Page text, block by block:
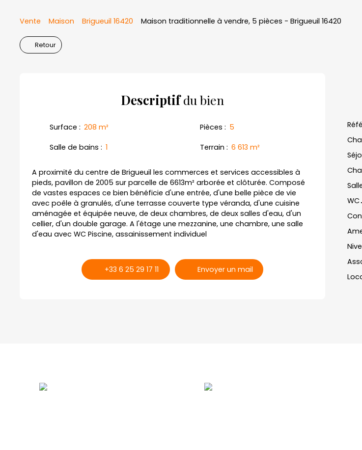
Vente Maison Brigueuil 16420 Maison traditionnelle à vendre, 5 pièces - Brigueuil 16420
Retour
Descriptifdu bien
Surface : 208 m² Pièces : 5
Salle de bains : 1 Terrain : 6 613 m²
A proximité du centre de Brigueuil les commerces et services accessibles à
pieds, pavillon de 2005 sur parcelle de 6613m² arborée et clôturée. Composé
de vastes espaces ce bien bénéficie d'une entrée, d'une belle pièce de vie
avec poêle à granulés, d'une terrasse couverte type véranda, d'une cuisine
aménagée et équipée neuve, de deux chambres, de deux salles d'eau, d'un
cellier, d'un double garage. A l'étage une mezzanine, une chambre, une salle
d'eau avec WC Piscine, assainissement individuel
+33 6 25 29 17 11 Envoyer un mail
WC